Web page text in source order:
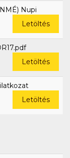
Nupi
Letöltés
Letöltés
Letöltés